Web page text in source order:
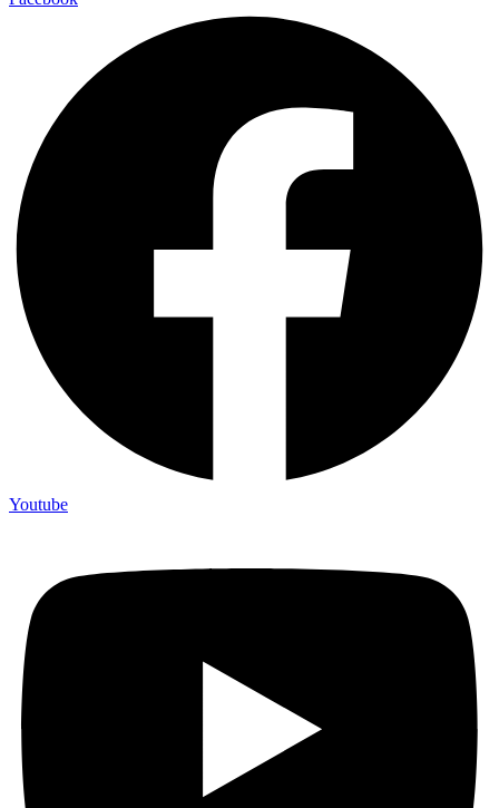
Youtube